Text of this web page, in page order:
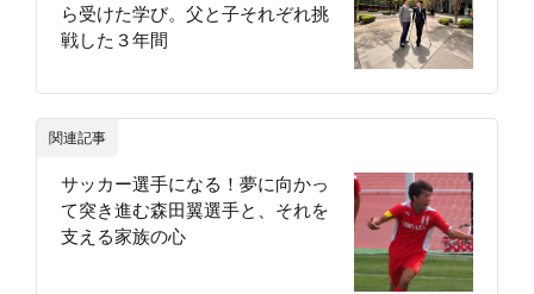
ら受けた学び。父と子それぞれ挑
戦した３年間
関連記事
サッカー選手になる！夢に向かっ
て突き進む森田翼選手と、それを
支える家族の心